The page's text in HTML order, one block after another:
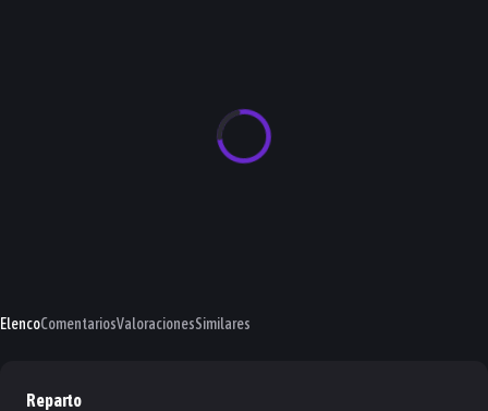
ElencoComentariosValoracionesSimilares
Reparto